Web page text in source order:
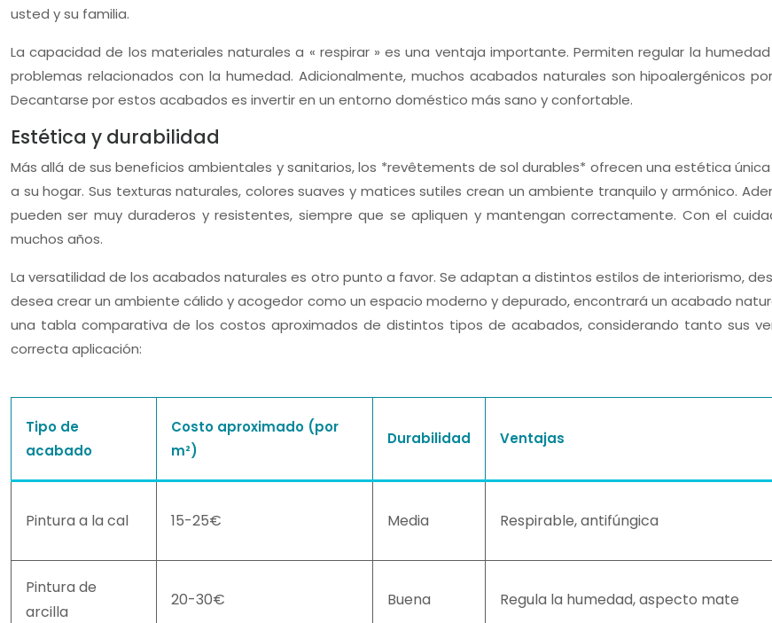
usted y su familia.
La capacidad de los materiales naturales a « respirar » es una ventaja importante. Permiten regular la
problemas relacionados con la humedad. Adicionalmente, muchos acabados naturales son hipoalergénicos
Decantarse por estos acabados es invertir en un entorno doméstico más sano y confortable.
Estética y durabilidad
Más allá de sus beneficios ambientales y sanitarios, los *revêtements de sol durables* ofrecen una estética
a su hogar. Sus texturas naturales, colores suaves y matices sutiles crean un ambiente tranquilo y armónico.
pueden ser muy duraderos y resistentes, siempre que se apliquen y mantengan correctamente. Con el
muchos años.
La versatilidad de los acabados naturales es otro punto a favor. Se adaptan a distintos estilos de interiorismo,
desea crear un ambiente cálido y acogedor como un espacio moderno y depurado, encontrará un acabado
una tabla comparativa de los costos aproximados de distintos tipos de acabados, considerando tanto sus
correcta aplicación:
Tipo de
acabado
Costo aproximado (por
m²)
Durabilidad Ventajas
Pintura a la cal 15-25€ Media Respirable, antifúngica
Pintura de
arcilla
20-30€ Buena Regula la humedad, aspecto mate